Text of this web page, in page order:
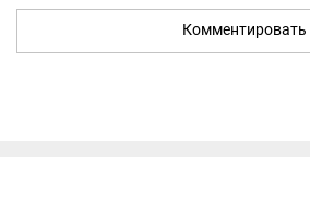
Комментировать